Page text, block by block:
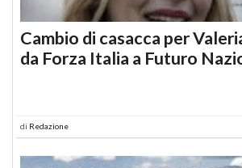
Cambio di casacca per
da Forza Italia a Futuro
di Redazione